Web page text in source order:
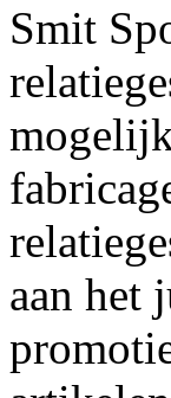
Smit
aan het